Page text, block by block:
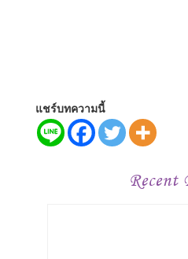
แชร์บทความนี้
Recent